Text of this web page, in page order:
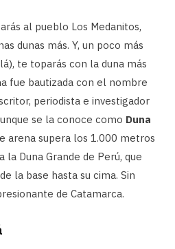
al pueblo Los Medanitos,
dunas más. Y, un poco más
te toparás con la duna más
fue bautizada con el nombre
periodista e investigador
se la conoce como Duna
arena supera los 1.000 metros
la Duna Grande de Perú, que
la base hasta su cima. Sin
de Catamarca.